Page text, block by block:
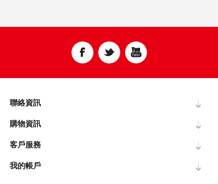
聯絡資訊
購物資訊
客戶服務
我的帳戶